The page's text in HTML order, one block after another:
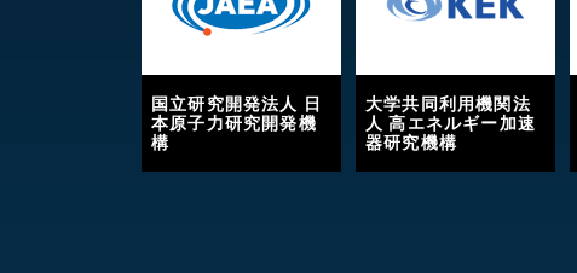
国立研究開発法人 日
本原子力研究開発機
構
大学共同利用機関法
人 高エネルギー加速
器研究機構